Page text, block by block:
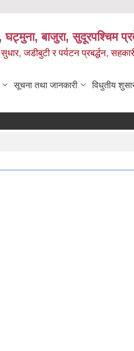
घट्मुना, बाजुरा, सुदूरपश्चिम
जडीबुटी र पर्यटन प्रबर्द्धन,
सूचना तथा जानकारी विधुतीय